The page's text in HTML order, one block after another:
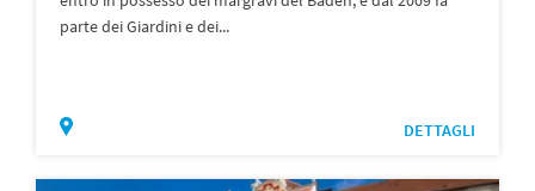
parte dei Giardini e dei...
DETTAGLI